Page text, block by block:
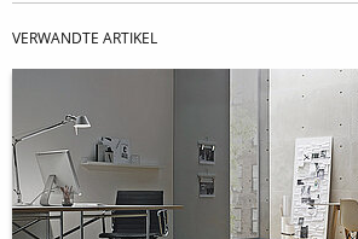
VERWANDTE ARTIKEL